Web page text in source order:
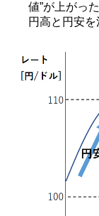
値”が上がっ
円高と円安を